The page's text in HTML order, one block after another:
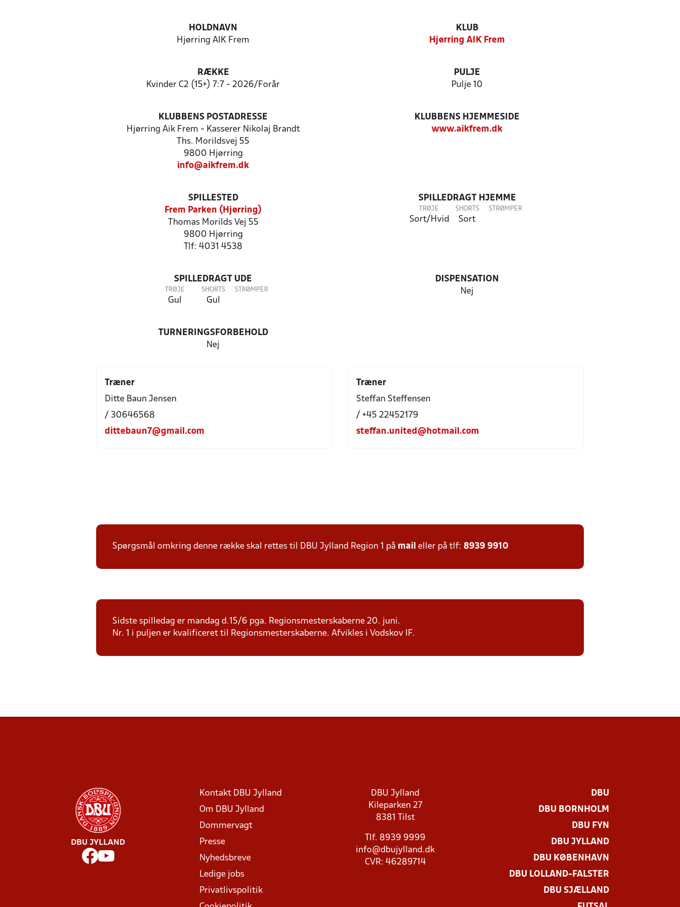
HOLDNAVN
Hjørring AIK Frem
KLUB
Hjørring AIK Frem
RÆKKE
Kvinder C2 (15+) 7:7 - 2026/Forår
PULJE
Pulje 10
KLUBBENS POSTADRESSE
Hjørring Aik Frem - Kasserer Nikolaj Brandt
Ths. Morildsvej 55
9800 Hjørring
info@aikfrem.dk
KLUBBENS HJEMMESIDE
www.aikfrem.dk
SPILLESTED
Frem Parken (Hjørring)
Thomas Morilds Vej 55
9800 Hjørring
Tlf: 4031 4538
SPILLEDRAGT HJEMME
TRØJE
Sort/Hvid
SHORTS
Sort
STRØMPER
SPILLEDRAGT UDE
TRØJE
Gul
SHORTS
Gul
STRØMPER
DISPENSATION
Nej
TURNERINGSFORBEHOLD
Nej
Træner
Ditte Baun Jensen
/ 30646568
dittebaun7@gmail.com
Træner
Steffan Steffensen
/ +45 22452179
steffan.united@hotmail.com
Spørgsmål omkring denne række skal rettes til DBU Jylland Region 1 på mail eller på tlf: 8939 9910
Sidste spilledag er mandag d.15/6 pga. Regionsmesterskaberne 20. juni.
Nr. 1 i puljen er kvalificeret til Regionsmesterskaberne. Afvikles i Vodskov IF.
DBU JYLLAND
Kontakt DBU Jylland
Om DBU Jylland
Dommervagt
Presse
Nyhedsbreve
Ledige jobs
Privatlivspolitik
DBU Jylland
Kileparken 27
8381 Tilst
Tlf. 8939 9999
info@dbujylland.dk
CVR: 46289714
DBU
DBU BORNHOLM
DBU FYN
DBU JYLLAND
DBU KØBENHAVN
DBU LOLLAND-FALSTER
DBU SJÆLLAND